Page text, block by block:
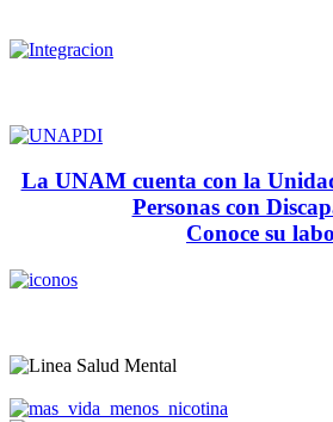
La UNAM cuenta con la
Personas con
Conoce su